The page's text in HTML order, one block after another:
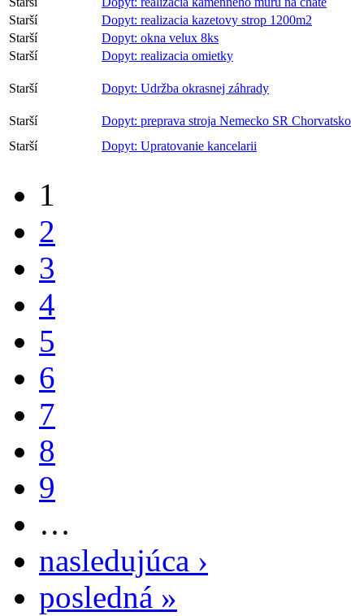
Starší
Dopyt: realizacia kazetovy strop 1200m2
Starší
Dopyt: okna velux 8ks
Starší
Dopyt: realizacia omietky
Starší Dopyt: Udržba okrasnej záhrady
Starší
Dopyt: preprava stroja Nemecko SR Chorvatsko
Starší
Dopyt: Upratovanie kancelarii
1
2
3
4
5
6
7
8
9
…
nasledujúca ›
posledná »